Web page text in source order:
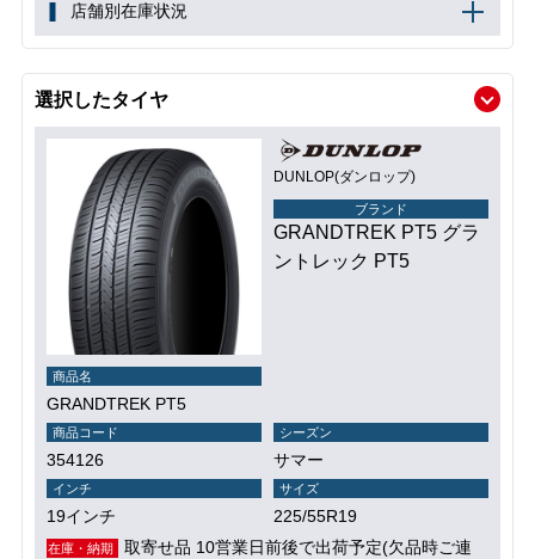
店舗別在庫状況
選択したタイヤ
DUNLOP(ダンロップ)
ブランド
GRANDTREK PT5 グラ
ントレック PT5
商品名
GRANDTREK PT5
商品コード
354126
シーズン
サマー
インチ
19インチ
サイズ
225/55R19
在庫・納期
取寄せ品 10営業日前後で出荷予定(欠品時ご連